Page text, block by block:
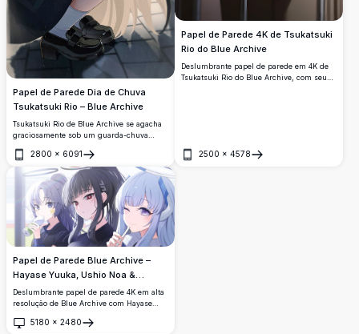
Papel de Parede Dia de Chuva
Tsukatsuki Rio – Blue Archive
Tsukatsuki Rio de Blue Archive se agacha
graciosamente sob um guarda-chuva
característico uniforme escolar escuro com
marcantes olhos vermelhos, em frente a
um cenário urbano sombrio.
2800 × 6091
Abrir
Papel de Parede 4K de Tsukatsuki
Rio do Blue Archive
Deslumbrante papel de parede em 4K de
Tsukatsuki Rio do Blue Archive, com seu
2500 × 4578
Abrir
Papel de Parede Blue Archive –
Hayase Yuuka, Ushio Noa &
Tsukatsuki Rio 4K
Deslumbrante papel de parede 4K em alta
resolução de Blue Archive com Hayase
garotas de anime com halos aproveitam
5180 × 2480
Abrir